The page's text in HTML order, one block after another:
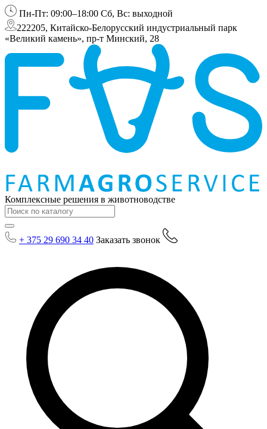
Пн-Пт: 09:00–18:00 Сб, Вс: выходной
222205, Китайско-Белорусский индустриальный парк
«Великий камень», пр-т Минский, 28
Комплексные решения в животноводстве
+ 375 29 690 34 40 Заказать звонок